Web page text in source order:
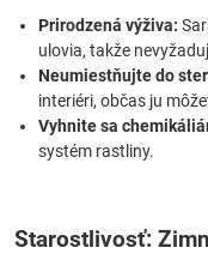
Prirodzená výživa:
ulovia, takže
Neumiestňujte do
interiéri, občas ju
Vyhnite sa
systém rastliny.
Starostlivosť: